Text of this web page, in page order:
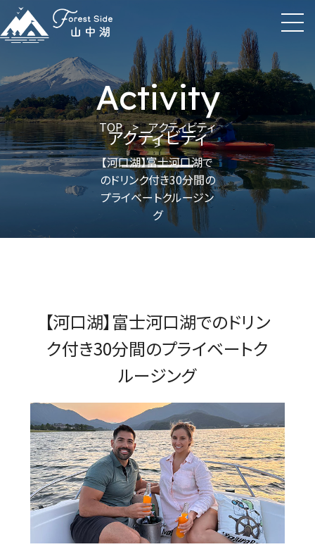
Activity
アクティビティ
TOP > アクティビティ
>
【河口湖】富士河口湖で
のドリンク付き30分間の
プライベートクルージン
グ
【河口湖】富士河口湖でのドリン
ク付き30分間のプライベートク
ルージング